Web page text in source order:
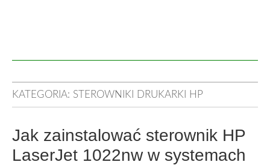
KATEGORIA: STEROWNIKI DRUKARKI HP
Jak zainstalować sterownik HP
LaserJet 1022nw w systemach